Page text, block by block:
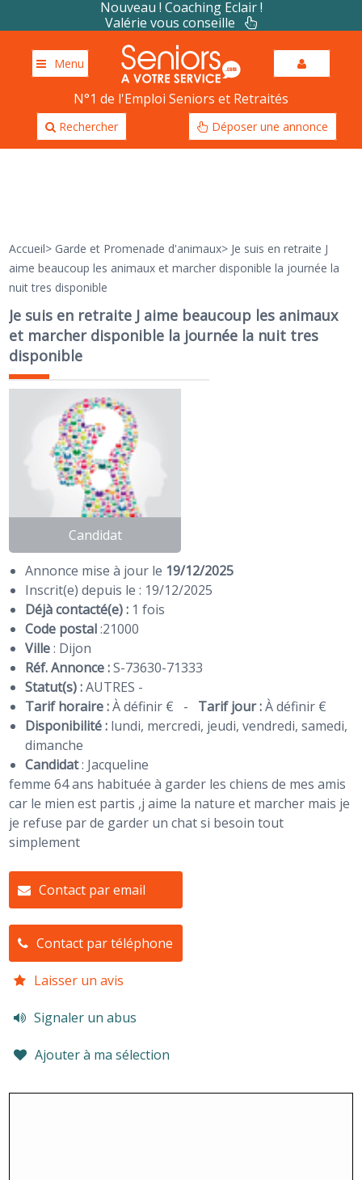
Nouveau ! Coaching Eclair !
Valérie vous conseille
Menu
N°1 de l'Emploi Seniors et Retraités
Rechercher Déposer une annonce
Accueil> Garde et Promenade d'animaux> Je suis en retraite J
aime beaucoup les animaux et marcher disponible la journée la
nuit tres disponible
Je suis en retraite J aime beaucoup les animaux
et marcher disponible la journée la nuit tres
disponible
Candidat
Annonce mise à jour le 19/12/2025
Inscrit(e) depuis le : 19/12/2025
Déjà contacté(e) : 1 fois
Code postal:21000
Ville: Dijon
Réf. Annonce :S-73630-71333
Statut(s) :AUTRES -
Tarif horaire :À définir € - Tarif jour :À définir €
Disponibilité : lundi, mercredi, jeudi, vendredi, samedi,
dimanche
Candidat: Jacqueline
femme 64 ans habituée à garder les chiens de mes amis
car le mien est partis ,j aime la nature et marcher mais je
je refuse par de garder un chat si besoin tout
simplement
Contact par email
Contact par téléphone
Laisser un avis
Signaler un abus
Ajouter à ma sélection